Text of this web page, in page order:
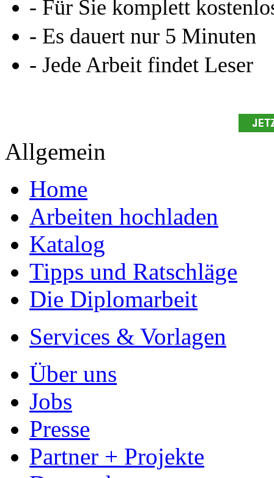
Ihre Arbeit hochladen
Ihre Hausarbeit /
- Publikation als E-Book
- Hohes Honorar auf die
- Für Sie komplett
- Es dauert nur 5 Minuten
- Jede Arbeit findet Leser
Allgemein